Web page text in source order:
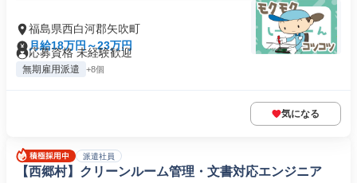
福島県西白河郡矢吹町
月給18万円～23万円
応募資格 未経験歓迎
無期雇用派遣 +8個
気になる
派遣社員
【西郷村】クリーンルーム管理・文書対応エンジニア